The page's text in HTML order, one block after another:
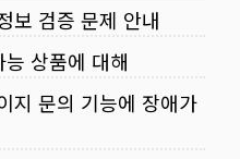
보 검증 문제 안내
상품에 대해
지 문의 기능에 장애가